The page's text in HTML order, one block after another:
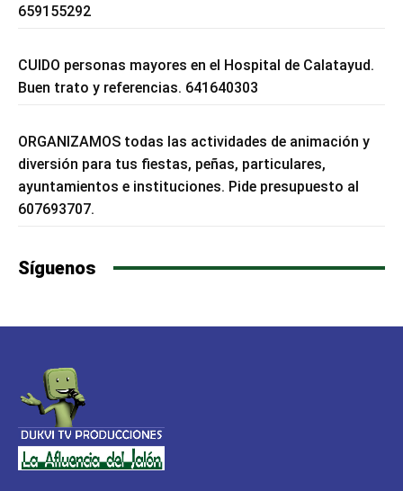
659155292
CUIDO personas mayores en el Hospital de Calatayud.
Buen trato y referencias. 641640303
ORGANIZAMOS todas las actividades de animación y
diversión para tus fiestas, peñas, particulares,
ayuntamientos e instituciones. Pide presupuesto al
607693707.
Síguenos